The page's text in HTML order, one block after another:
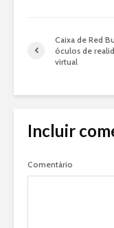
Caixa de Red
óculos de
virtual
Incluir
Comentário